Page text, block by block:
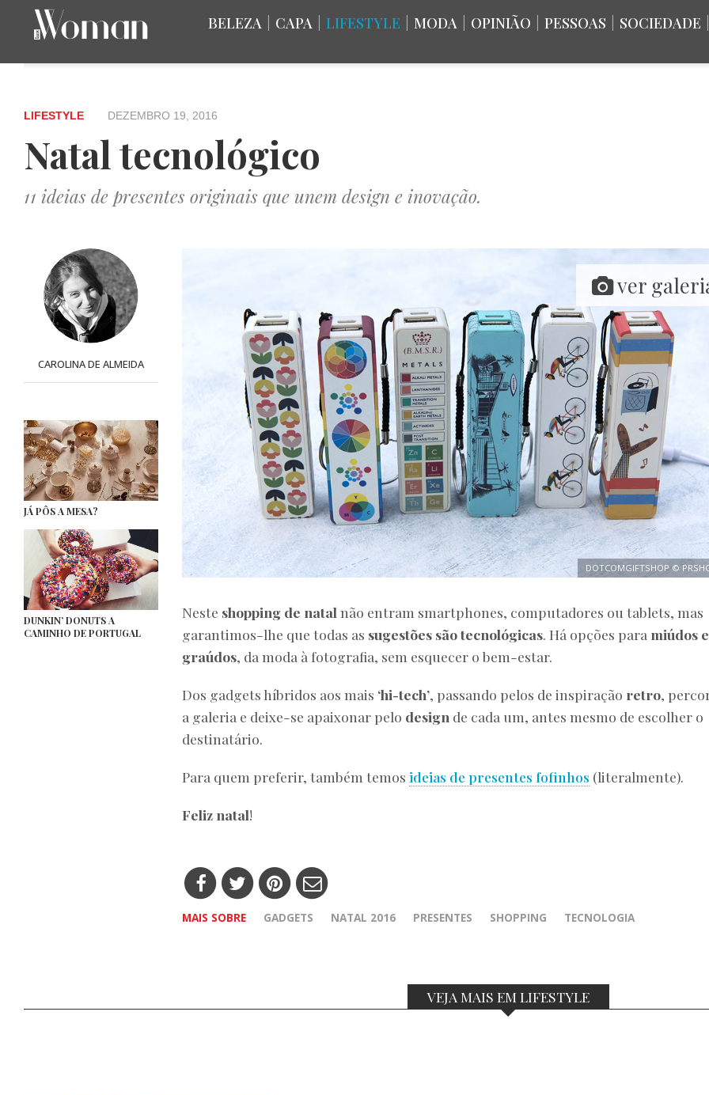
BELEZA CAPA LIFESTYLE MODA OPINIÃO PESSOAS SOCIEDADE
LIFESTYLE DEZEMBRO 19, 2016
Natal tecnológico
11 ideias de presentes originais que unem design e inovação.
CAROLINA DE ALMEIDA
JÁ PÔS A MESA?
DUNKIN’ DONUTS A
CAMINHO DE PORTUGAL
DOTCOMGIFTSHOP ©
ver
Neste shopping de natal não entram smartphones, computadores ou tablets, mas
garantimos-lhe que todas as sugestões são tecnológicas. Há opções para miúdos e
graúdos, da moda à fotografia, sem esquecer o bem-estar.
Dos gadgets híbridos aos mais ‘hi-tech’, passando pelos de inspiração retro,
a galeria e deixe-se apaixonar pelo design de cada um, antes mesmo de escolher o
destinatário.
Para quem preferir, também temos ideias de presentes fofinhos (literalmente).
Feliz natal!
MAIS SOBRE GADGETS NATAL 2016 PRESENTES SHOPPING TECNOLOGIA
VEJA MAIS EM LIFESTYLE